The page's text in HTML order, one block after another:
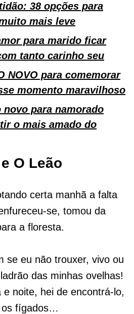
38 opções para
mais leve
para marido ficar
tanto carinho seu
NOVO para comemorar
momento maravilhoso
novo para namorado
o mais amado do
O Leão
certa manhã a falta
se, tomou da
a floresta.
se eu não trouxer, vivo ou
das minhas ovelhas!
e noite, hei de encontrá-lo,
os fígados…